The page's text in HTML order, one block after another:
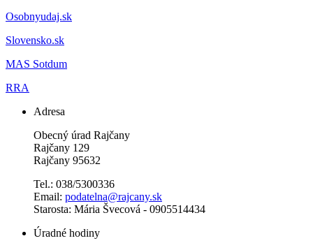
Osobnyudaj.sk
Slovensko.sk
MAS Sotdum
RRA
Adresa
Obecný úrad Rajčany
Rajčany 129
Rajčany 95632
Tel.: 038/5300336
Email: podatelna@rajcany.sk
Starosta: Mária Švecová - 0905514434
Úradné hodiny